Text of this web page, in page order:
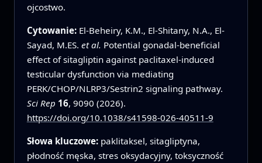
ojcostwo.
Cytowanie: El-Beheiry, K.M., El-Shitany, N.A., El-
Sayad, M.ES. et al. Potential gonadal-beneficial
effect of sitagliptin against paclitaxel-induced
testicular dysfunction via mediating
PERK/CHOP/NLRP3/Sestrin2 signaling pathway.
Sci Rep 16, 9090 (2026).
https://doi.org/10.1038/s41598-026-40511-9
Słowa kluczowe: paklitaksel, sitagliptyna,
płodność męska, stres oksydacyjny, toksyczność